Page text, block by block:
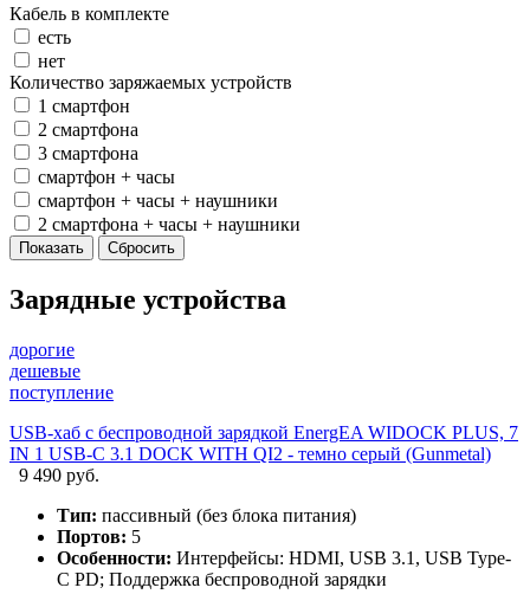
Кабель в комплекте
есть
нет
Количество заряжаемых устройств
1 смартфон
2 смартфона
3 смартфона
смартфон + часы
смартфон + часы + наушники
2 смартфона + часы + наушники
Зарядные устройства
дорогие
дешевые
поступление
USB-хаб с беспроводной зарядкой EnergEA WIDOCK PLUS, 7
IN 1 USB-C 3.1 DOCK WITH QI2 - темно серый (Gunmetal)
9 490 руб.
Тип: пассивный (без блока питания)
Портов: 5
Особенности: Интерфейсы: HDMI, USB 3.1, USB Type-
C PD; Поддержка беспроводной зарядки